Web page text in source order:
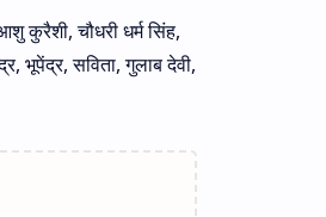
कुरैशी, चौधरी धर्म सिंह,
भूपेंद्र, सविता, गुलाब देवी,